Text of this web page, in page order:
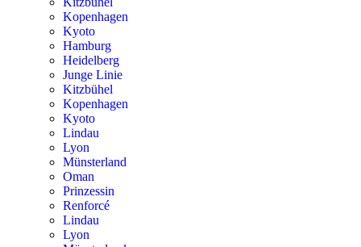
Kopenhagen
Kyoto
Hamburg
Heidelberg
Junge Linie
Kitzbühel
Kopenhagen
Kyoto
Lindau
Lyon
Münsterland
Oman
Prinzessin
Renforcé
Lindau
Lyon